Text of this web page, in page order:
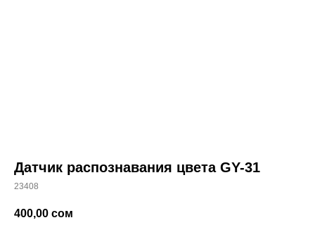
Датчик распознавания цвета GY-31
23408
400,00 сом